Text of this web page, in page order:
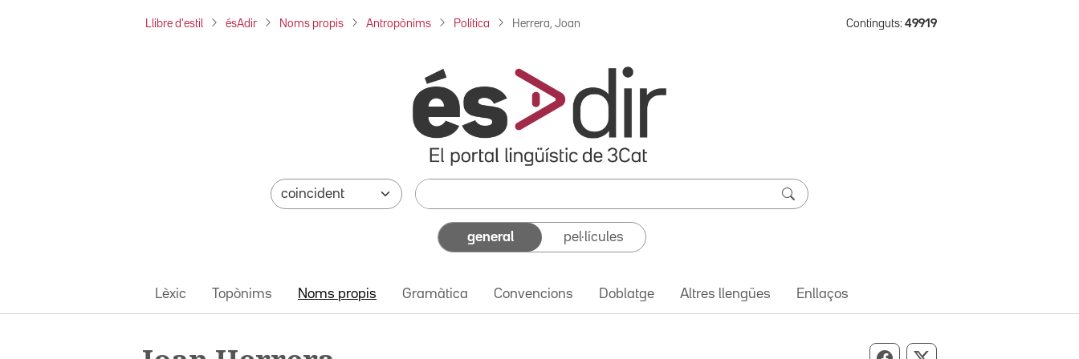
Llibre d'estil ésAdir Noms propis Antropònims Política Herrera, Joan Continguts: 49919
general pel·lícules
Lèxic Topònims Noms propis Gramàtica Convencions Doblatge Altres llengües Enllaços